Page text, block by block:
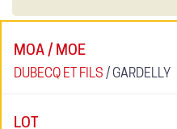
MOA / MOE
DUBECQ ET FILS / GARDELLY
LOT